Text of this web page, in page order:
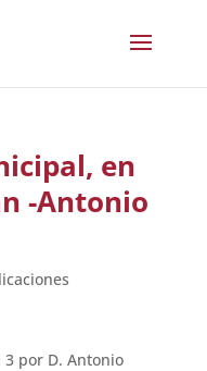
en
-Antonio
por D. Antonio